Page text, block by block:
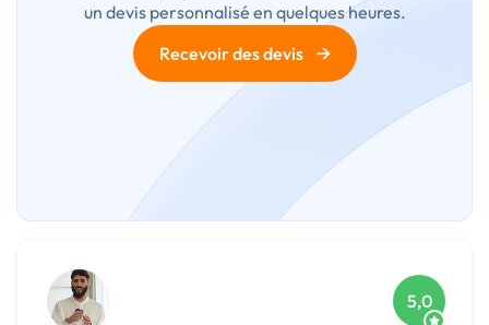
un devis personnalisé en quelques heures.
Recevoir des devis
→
5,0